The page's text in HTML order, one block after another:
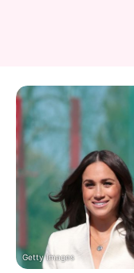
Getty Images